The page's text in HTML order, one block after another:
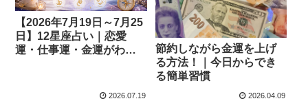
【2026年7月19日～7月25
日】12星座占い｜恋愛
運・仕事運・金運がわか
2026.07.19
節約しながら金運を上げ
る方法！｜今日からでき
る簡単習慣
2026.04.09